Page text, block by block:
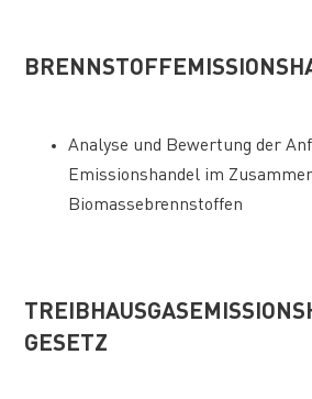
Analyse und Bewertung der
Emissionshandel im
Biomassebrennstoffen
GESETZ